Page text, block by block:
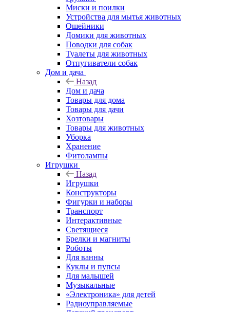
Миски и поилки
Устройства для мытья животных
Ошейники
Домики для животных
Поводки для собак
Туалеты для животных
Отпугиватели собак
Дом и дача
Назад
Дом и дача
Товары для дома
Товары для дачи
Хозтовары
Товары для животных
Уборка
Хранение
Фитолампы
Игрушки
Назад
Игрушки
Конструкторы
Фигурки и наборы
Транспорт
Интерактивные
Светящиеся
Брелки и магниты
Роботы
Для ванны
Куклы и пупсы
Для малышей
Музыкальные
«Электроника» для детей
Радиоуправляемые